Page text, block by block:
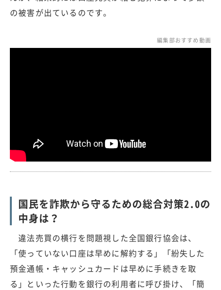
の被害が出ているのです。
編集部おすすめ動画
国民を詐欺から守るための総合対策2.0の
中身は？
違法売買の横行を問題視した全国銀行協会は、
「使っていない口座は早めに解約する」「紛失した
預金通帳・キャッシュカードは早めに手続きを取
る」といった行動を銀行の利用者に呼び掛け、「簡